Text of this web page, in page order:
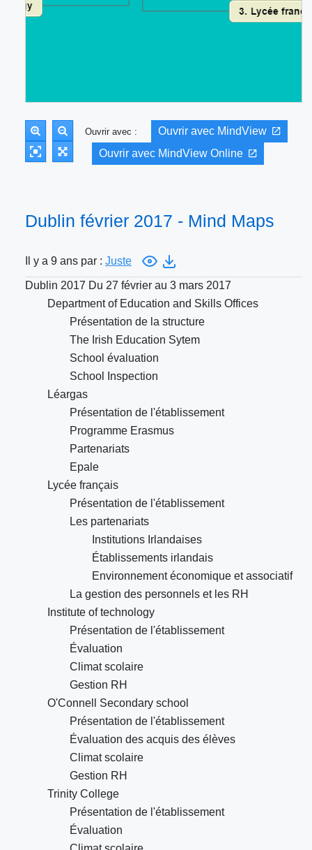
Ouvrir avec :
Ouvrir avec MindView
Ouvrir avec MindView Online
Dublin février 2017 - Mind Maps
Il y a 9 ans par : Juste
Dublin 2017 Du 27 février au 3 mars 2017
Department of Education and Skills Offices
Présentation de la structure
The Irish Education Sytem
School évaluation
School Inspection
Léargas
Présentation de l'établissement
Programme Erasmus
Partenariats
Epale
Lycée français
Présentation de l'établissement
Les partenariats
Institutions Irlandaises
Établissements irlandais
Environnement économique et associatif
La gestion des personnels et les RH
Institute of technology
Présentation de l'établissement
Évaluation
Climat scolaire
Gestion RH
O'Connell Secondary school
Présentation de l'établissement
Évaluation des acquis des élèves
Climat scolaire
Gestion RH
Trinity College
Présentation de l'établissement
Évaluation